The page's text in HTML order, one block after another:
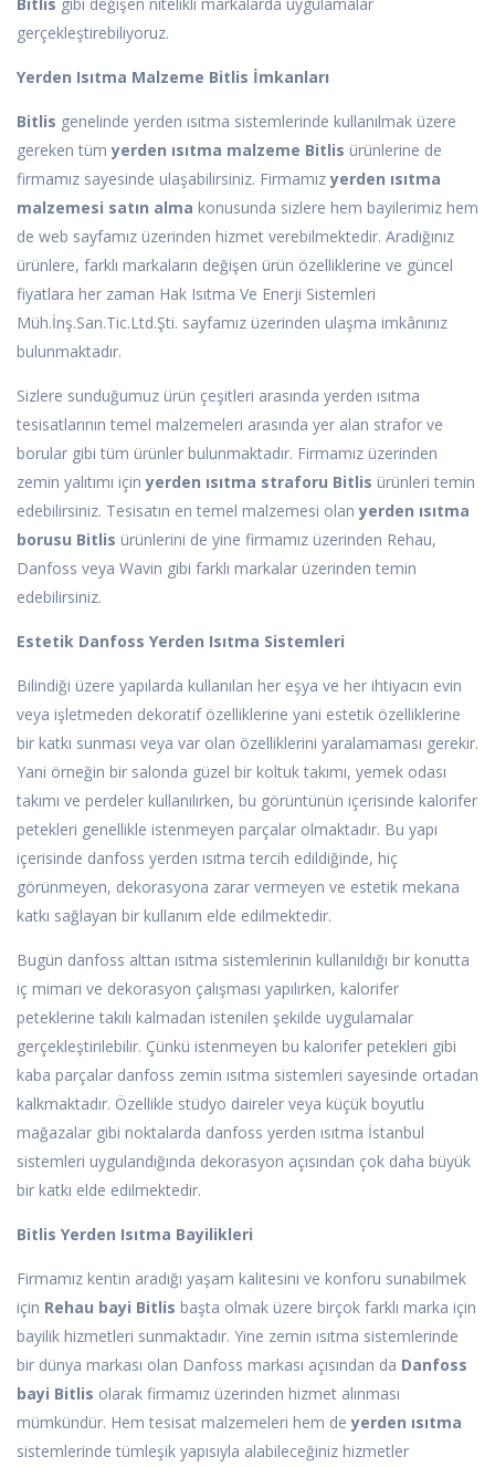
gerçekleştirebiliyoruz.
Yerden Isıtma Malzeme Bitlis İmkanları
Bitlis genelinde yerden ısıtma sistemlerinde kullanılmak üzere
gereken tüm yerden ısıtma malzeme Bitlis ürünlerine de
firmamız sayesinde ulaşabilirsiniz. Firmamızyerden ısıtma
malzemesi satın alma konusunda sizlere hem bayilerimiz hem
de web sayfamız üzerinden hizmet verebilmektedir. Aradığınız
ürünlere, farklı markaların değişen ürün özelliklerine ve güncel
fiyatlara her zaman Hak Isıtma Ve Enerji Sistemleri
Müh.İnş.San.Tic.Ltd.Şti. sayfamız üzerinden ulaşma imkânınız
bulunmaktadır.
Sizlere sunduğumuz ürün çeşitleri arasında yerden ısıtma
tesisatlarının temel malzemeleri arasında yer alan strafor ve
borular gibi tüm ürünler bulunmaktadır. Firmamız üzerinden
zemin yalıtımı için yerden ısıtma straforu Bitlis ürünleri temin
edebilirsiniz. Tesisatın en temel malzemesi olanyerden ısıtma
borusu Bitlis ürünlerini de yine firmamız üzerinden Rehau,
Danfoss veya Wavin gibi farklı markalar üzerinden temin
edebilirsiniz.
Estetik Danfoss Yerden Isıtma Sistemleri
Bilindiği üzere yapılarda kullanılan her eşya ve her ihtiyacın evin
veya işletmeden dekoratif özelliklerine yani estetik özelliklerine
bir katkı sunması veya var olan özelliklerini yaralamaması gerekir.
Yani örneğin bir salonda güzel bir koltuk takımı, yemek odası
takımı ve perdeler kullanılırken, bu görüntünün içerisinde kalorifer
petekleri genellikle istenmeyen parçalar olmaktadır. Bu yapı
içerisinde danfoss yerden ısıtma tercih edildiğinde, hiç
görünmeyen, dekorasyona zarar vermeyen ve estetik mekana
katkı sağlayan bir kullanım elde edilmektedir.
Bugün danfoss alttan ısıtma sistemlerinin kullanıldığı bir konutta
iç mimari ve dekorasyon çalışması yapılırken, kalorifer
peteklerine takılı kalmadan istenilen şekilde uygulamalar
gerçekleştirilebilir. Çünkü istenmeyen bu kalorifer petekleri gibi
kaba parçalar danfoss zemin ısıtma sistemleri sayesinde ortadan
kalkmaktadır. Özellikle stüdyo daireler veya küçük boyutlu
mağazalar gibi noktalarda danfoss yerden ısıtma İstanbul
sistemleri uygulandığında dekorasyon açısından çok daha büyük
bir katkı elde edilmektedir.
Bitlis Yerden Isıtma Bayilikleri
Firmamız kentin aradığı yaşam kalitesini ve konforu sunabilmek
için Rehau bayi Bitlis başta olmak üzere birçok farklı marka için
bayilik hizmetleri sunmaktadır. Yine zemin ısıtma sistemlerinde
bir dünya markası olan Danfoss markası açısından da Danfoss
bayi Bitlis olarak firmamız üzerinden hizmet alınması
mümkündür. Hem tesisat malzemeleri hem de yerden ısıtma
sistemlerinde tümleşik yapısıyla alabileceğiniz hizmetler